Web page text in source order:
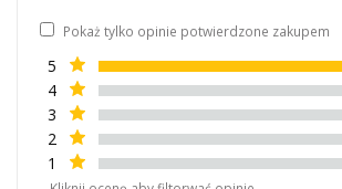
Pokaż tylko opinie potwierdzone zakupem
5
4
3
2
1